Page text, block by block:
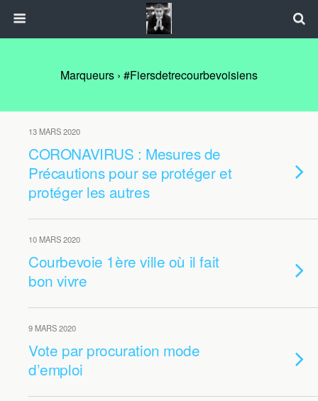
Marqueurs › #Fiersdetrecourbevoisiens
13 MARS 2020
CORONAVIRUS : Mesures de
Précautions pour se protéger et
protéger les autres
10 MARS 2020
Courbevoie 1ère ville où il fait
bon vivre
9 MARS 2020
Vote par procuration mode
d’emploi